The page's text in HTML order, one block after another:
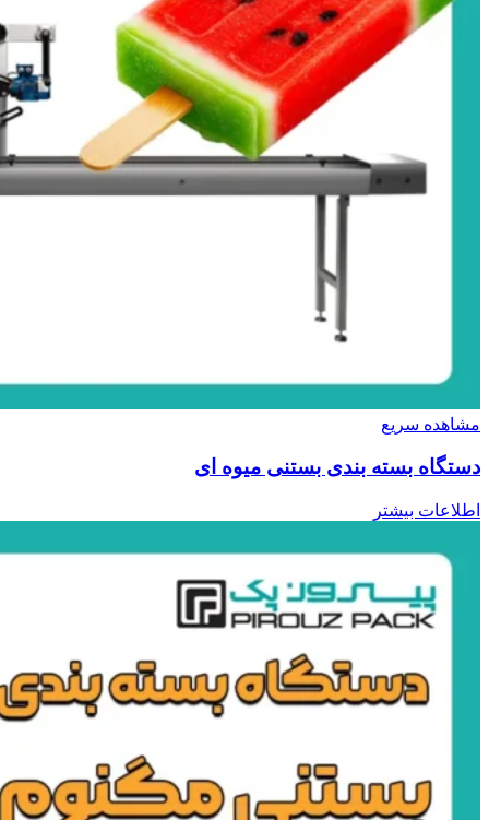
مشاهده سریع
دستگاه بسته بندی بستنی میوه ای
اطلاعات بیشتر